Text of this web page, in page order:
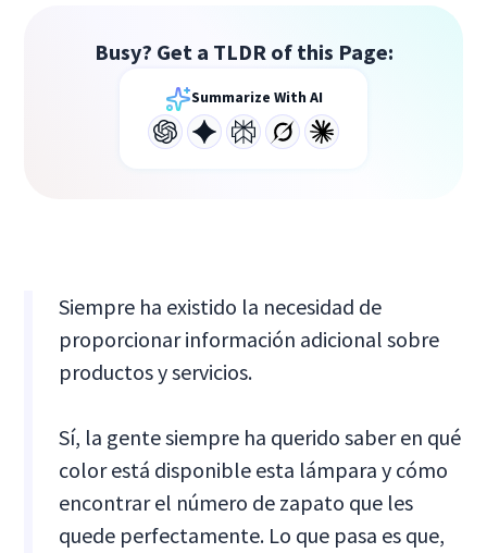
Busy? Get a TLDR of this Page:
Summarize With AI
Siempre ha existido la necesidad de
proporcionar información adicional sobre
productos y servicios.
Sí, la gente siempre ha querido saber en qué
color está disponible esta lámpara y cómo
encontrar el número de zapato que les
quede perfectamente. Lo que pasa es que,